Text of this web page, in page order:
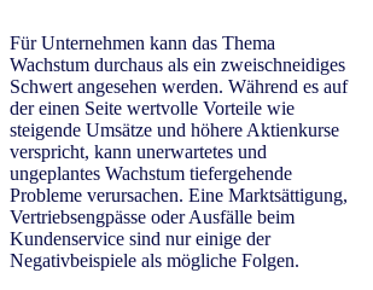
Für Unternehmen kann das Thema
Wachstum durchaus als ein zweischneidiges
Schwert angesehen werden. Während es auf
der einen Seite wertvolle Vorteile wie
steigende Umsätze und höhere Aktienkurse
verspricht, kann unerwartetes und
ungeplantes Wachstum tiefergehende
Probleme verursachen. Eine Marktsättigung,
Vertriebsengpässe oder Ausfälle beim
Kundenservice sind nur einige der
Negativbeispiele als mögliche Folgen.